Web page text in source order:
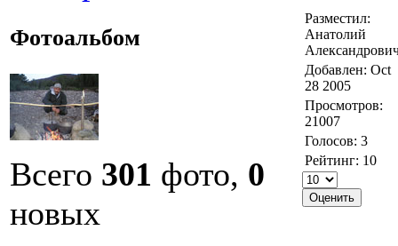
Фотоальбом
Всего 301 фото, 0
новых
Разместил:
Анатолий
Добавлен: Oct
28 2005
Просмотров:
21007
Голосов: 3
Рейтинг: 10